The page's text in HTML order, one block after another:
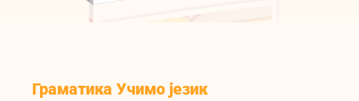
Граматика Учимо језик